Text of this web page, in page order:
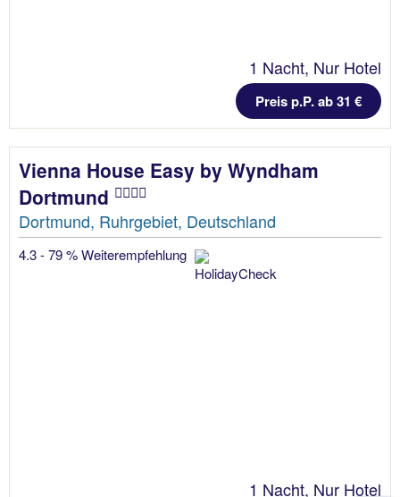
1 Nacht, Nur Hotel
Preis p.P. ab 31 €
Vienna House Easy by Wyndham
Dortmund
Dortmund, Ruhrgebiet, Deutschland
4.3 - 79 % Weiterempfehlung
1 Nacht, Nur Hotel